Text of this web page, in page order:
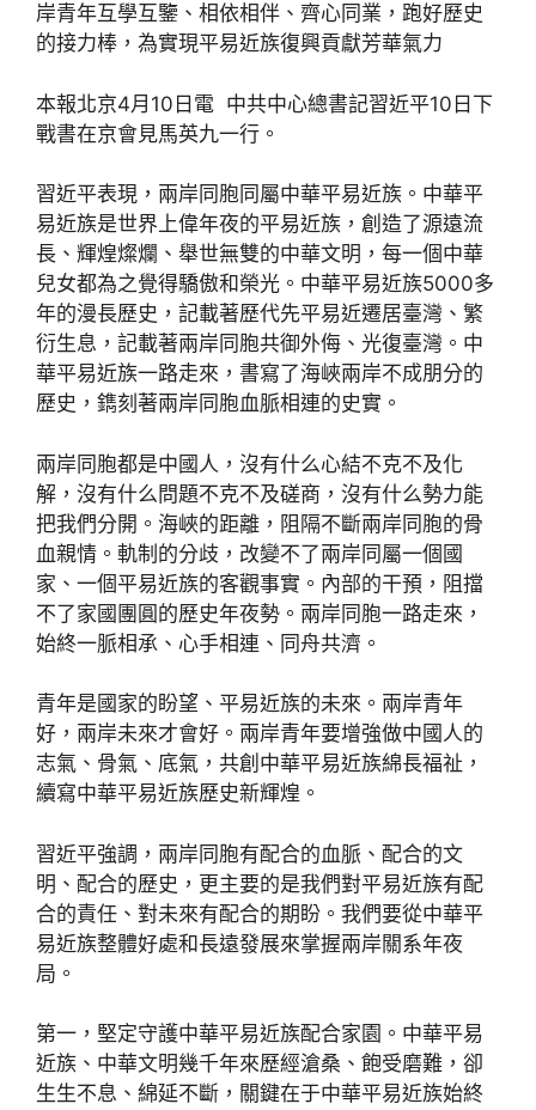
岸青年互學互鑒、相依相伴、齊心同業，跑好歷史
的接力棒，為實現平易近族復興貢獻芳華氣力
本報北京4月10日電 中共中心總書記習近平10日下
戰書在京會見馬英九一行。
習近平表現，兩岸同胞同屬中華平易近族。中華平
易近族是世界上偉年夜的平易近族，創造了源遠流
長、輝煌燦爛、舉世無雙的中華文明，每一個中華
兒女都為之覺得驕傲和榮光。中華平易近族5000多
年的漫長歷史，記載著歷代先平易近遷居臺灣、繁
衍生息，記載著兩岸同胞共御外侮、光復臺灣。中
華平易近族一路走來，書寫了海峽兩岸不成朋分的
歷史，鐫刻著兩岸同胞血脈相連的史實。
兩岸同胞都是中國人，沒有什么心結不克不及化
解，沒有什么問題不克不及磋商，沒有什么勢力能
把我們分開。海峽的距離，阻隔不斷兩岸同胞的骨
血親情。軌制的分歧，改變不了兩岸同屬一個國
家、一個平易近族的客觀事實。內部的干預，阻擋
不了家國團圓的歷史年夜勢。兩岸同胞一路走來，
始終一脈相承、心手相連、同舟共濟。
青年是國家的盼望、平易近族的未來。兩岸青年
好，兩岸未來才會好。兩岸青年要增強做中國人的
志氣、骨氣、底氣，共創中華平易近族綿長福祉，
續寫中華平易近族歷史新輝煌。
習近平強調，兩岸同胞有配合的血脈、配合的文
明、配合的歷史，更主要的是我們對平易近族有配
合的責任、對未來有配合的期盼。我們要從中華平
易近族整體好處和長遠發展來掌握兩岸關系年夜
局。
第一，堅定守護中華平易近族配合家園。中華平易
近族、中華文明幾千年來歷經滄桑、飽受磨難，卻
生生不息、綿延不斷，關鍵在于中華平易近族始終